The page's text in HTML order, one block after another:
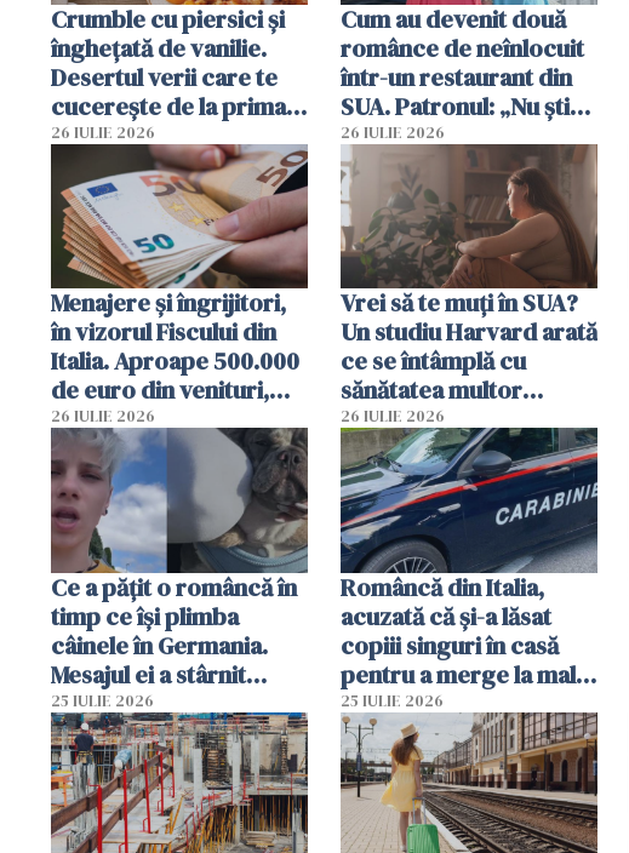
Crumble cu piersici și
înghețată de vanilie.
Desertul verii care te
cucerește de la prima
lingură
26 IULIE 2026
Cum au devenit două
românce de neînlocuit
într-un restaurant din
SUA. Patronul: „Nu știu
ce o să mă fac fără voi”
26 IULIE 2026
Menajere și îngrijitori,
în vizorul Fiscului din
Italia. Aproape 500.000
de euro din venituri,
ascunși de autorități
26 IULIE 2026
Vrei să te muți în SUA?
Un studiu Harvard arată
ce se întâmplă cu
sănătatea multor
imigranți
26 IULIE 2026
Ce a pățit o româncă în
timp ce își plimba
câinele în Germania.
Mesajul ei a stârnit
dezbateri aprinse
25 IULIE 2026
Româncă din Italia,
acuzată că și-a lăsat
copiii singuri în casă
pentru a merge la mall.
Vecinii au dat alarma
25 IULIE 2026